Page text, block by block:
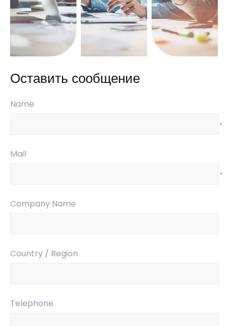
Оставить сообщение
Name
*
Mail
*
Company Name
Country / Region
Telephone